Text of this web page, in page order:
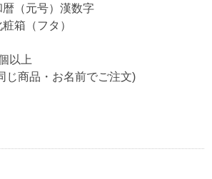
暦（元号）漢数字
粧箱（フタ）
以上
じ商品・お名前でご注文)